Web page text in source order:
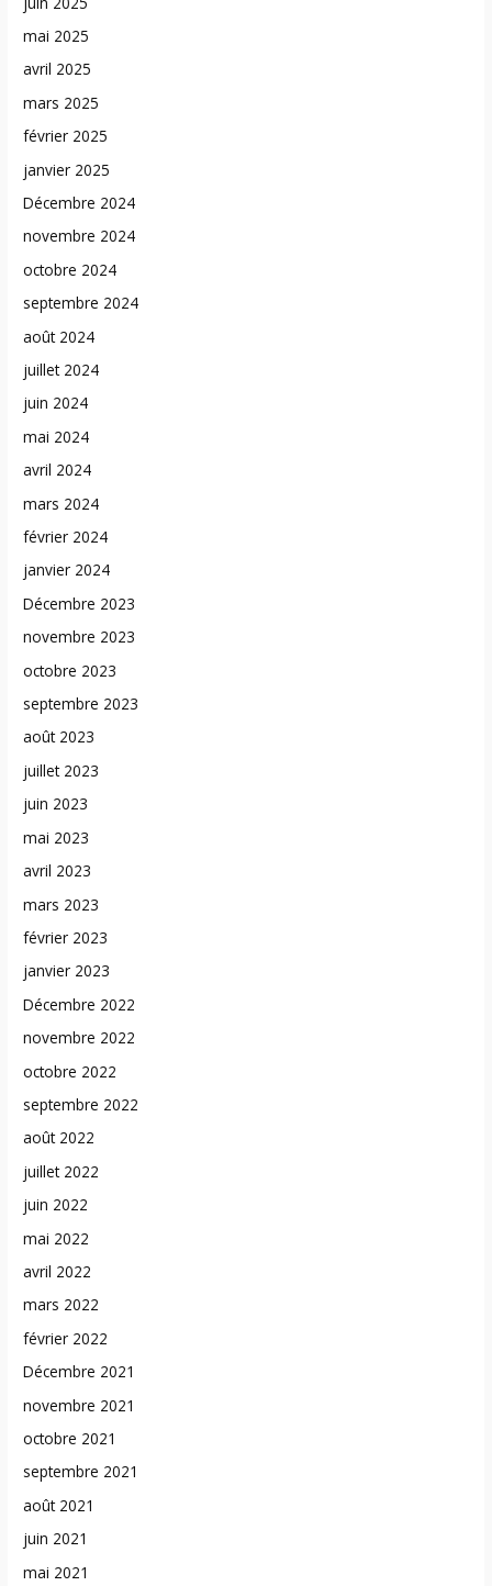
mai 2025
avril 2025
mars 2025
février 2025
janvier 2025
Décembre 2024
novembre 2024
octobre 2024
septembre 2024
août 2024
juillet 2024
juin 2024
mai 2024
avril 2024
mars 2024
février 2024
janvier 2024
Décembre 2023
novembre 2023
octobre 2023
septembre 2023
août 2023
juillet 2023
juin 2023
mai 2023
avril 2023
mars 2023
février 2023
janvier 2023
Décembre 2022
novembre 2022
octobre 2022
septembre 2022
août 2022
juillet 2022
juin 2022
mai 2022
avril 2022
mars 2022
février 2022
Décembre 2021
novembre 2021
octobre 2021
septembre 2021
août 2021
juin 2021
mai 2021